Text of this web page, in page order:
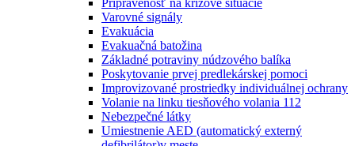
Pripravenosť na krízové situácie
Varovné signály
Evakuácia
Evakuačná batožina
Základné potraviny núdzového balíka
Poskytovanie prvej predlekárskej pomoci
Improvizované prostriedky individuálnej ochrany
Volanie na linku tiesňového volania 112
Nebezpečné látky
Umiestnenie AED (automatický externý